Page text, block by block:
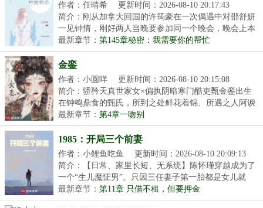
作者：任晴希
更新时间：2026-08-10 20:17:43
简介：刚从加拿大回国的许筠豪在一次偶遇中对邵舒妍
一见钟情，刚好两人当晚要参加同一个晚会，晚会上本
想...
最新章节： 第145章秘密：我需要你的帮忙
金銮
作者：小圆咩
更新时间：2026-08-10 20:15:08
简介：骄矜天真世家女×偏执阴暗寒门酷吏甄金銮出生
在钟鸣鼎食的甄氏，所到之处鲜花着锦、所遇之人阿谀
逢...
最新章节： 第4章一吻别
1985：开局三个前妻
作者：小鲤鱼吃鱼
更新时间：2026-08-10 20:09:13
简介：【日常、家里长短、无系统】陈怀瑾穿越成为了
一个“生儿魔怔男”。只因三任妻子第一胎都是女儿就
离...
最新章节： 第11章 只借不租，但要押金